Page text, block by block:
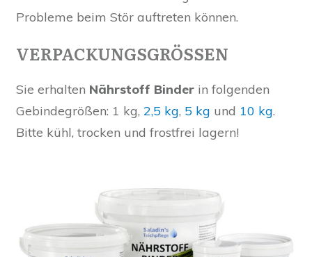
Probleme beim Stör auftreten können.
VERPACKUNGSGRÖSSEN
Sie erhalten Nährstoff Binder in folgenden
Gebindegrößen: 1 kg, 2,5 kg, 5 kg und 10 kg.
Bitte kühl, trocken und frostfrei lagern!